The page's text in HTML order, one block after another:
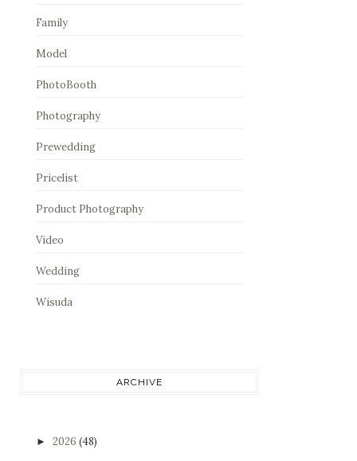
Family
Model
PhotoBooth
Photography
Prewedding
Pricelist
Product Photography
Video
Wedding
Wisuda
ARCHIVE
► 2026 (48)